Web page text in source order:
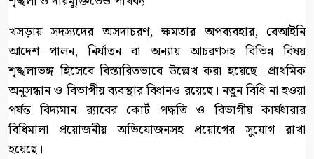
খসড়ায় সদস্যদের অসদাচরণ, ক্ষমতার অপব্যবহার, বেআইনি
আদেশ পালন, নির্যাতন বা অন্যায় আচরণসহ বিভিন্ন বিষয়
শৃঙ্খলাভঙ্গ হিসেবে বিস্তারিতভাবে উল্লেখ করা হয়েছে। প্রাথমিক
অনুসন্ধান ও বিভাগীয় ব্যবস্থার বিধানও রয়েছে। নতুন বিধি না হওয়া
পর্যন্ত বিদ্যমান র‍্যাবের কোর্ট পদ্ধতি ও বিভাগীয় কার্যধারার
বিধিমালা প্রয়োজনীয় অভিযোজনসহ প্রয়োগের সুযোগ রাখা
হয়েছে।